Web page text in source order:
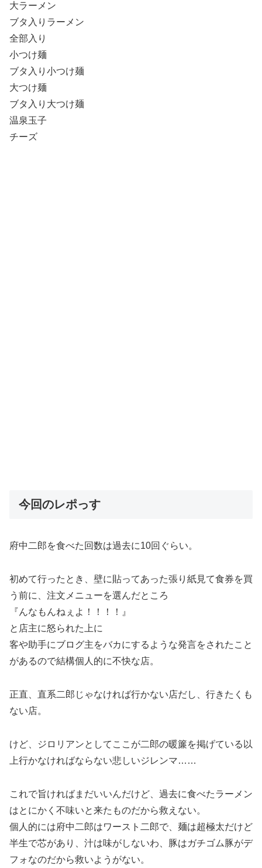
大ラーメン
ブタ入りラーメン
全部入り
小つけ麺
ブタ入り小つけ麺
大つけ麺
ブタ入り大つけ麺
温泉玉子
チーズ
今回のレポっす
府中二郎を食べた回数は過去に10回ぐらい。
初めて行ったとき、壁に貼ってあった張り紙見て食券を買
う前に、注文メニューを選んだところ
『んなもんねぇよ！！！！』
と店主に怒られた上に
客や助手にブログ主をバカにするような発言をされたこと
があるので結構個人的に不快な店。
正直、直系二郎じゃなければ行かない店だし、行きたくも
ない店。
けど、ジロリアンとしてここが二郎の暖簾を掲げている以
上行かなければならない悲しいジレンマ……
これで旨ければまだいいんだけど、過去に食べたラーメン
はとにかく不味いと来たものだから救えない。
個人的には府中二郎はワースト二郎で、麺は超極太だけど
半生で芯があり、汁は味がしないわ、豚はガチゴム豚がデ
フォなのだから救いようがない。